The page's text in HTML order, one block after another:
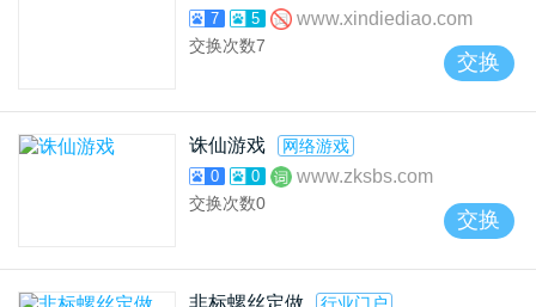
7 5 www.xindiediao.com
交换次数7
交换
诛仙游戏 网络游戏
0 0 www.zksbs.com
交换次数0
交换
非标螺丝定做